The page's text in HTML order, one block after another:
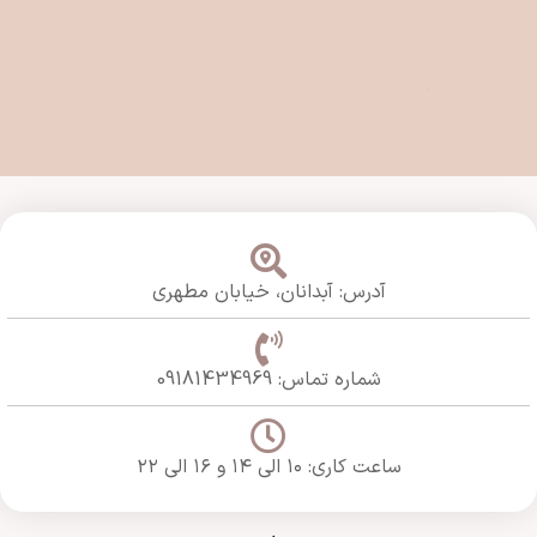
آدرس: آبدانان، خیابان مطهری
شماره تماس: 09181434969
ساعت کاری: ۱۰ الی ۱۴ و ۱۶ الی ۲۲